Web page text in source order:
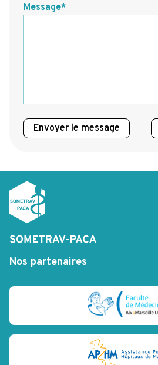
Message
Nos partenaires